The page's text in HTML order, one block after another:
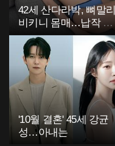
42세 산다라박, 뼈말리
비키니 몸매…납작 복
부에 깜짝
'10월 결혼' 45세 강균
성…아내는